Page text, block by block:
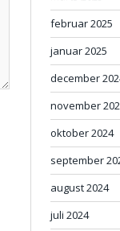
februar 2025
januar 2025
december
november
oktober 2024
september
august 2024
juli 2024